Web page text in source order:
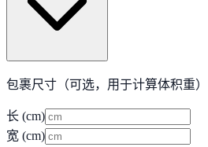
包裹尺寸（可选，用于计算体积重）
长 (cm)
宽 (cm)